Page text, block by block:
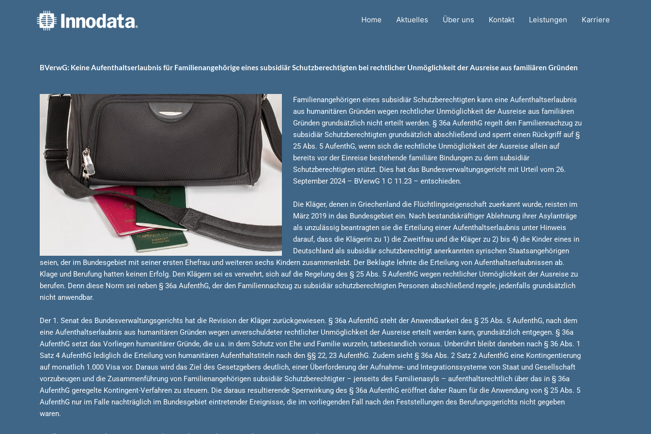
Home Aktuelles Über uns Kontakt Leistungen Karriere
BVerwG: Keine Aufenthaltserlaubnis für Familienangehörige eines subsidiär Schutzberechtigten bei rechtlicher Unmöglichkeit der Ausreise aus familiären Gründen
Familienangehörigen eines subsidiär Schutzberechtigten kann eine Aufenthaltserlaubnis
aus humanitären Gründen wegen rechtlicher Unmöglichkeit der Ausreise aus familiären
Gründen grundsätzlich nicht erteilt werden. § 36a AufenthG regelt den Familiennachzug zu
subsidiär Schutzberechtigten grundsätzlich abschließend und sperrt einen Rückgriff auf §
25 Abs. 5 AufenthG, wenn sich die rechtliche Unmöglichkeit der Ausreise allein auf
bereits vor der Einreise bestehende familiäre Bindungen zu dem subsidiär
Schutzberechtigten stützt. Dies hat das Bundesverwaltungsgericht mit Urteil vom 26.
September 2024 – BVerwG 1 C 11.23 – entschieden.
Die Kläger, denen in Griechenland die Flüchtlingseigenschaft zuerkannt wurde, reisten im
März 2019 in das Bundesgebiet ein. Nach bestandskräftiger Ablehnung ihrer Asylanträge
als unzulässig beantragten sie die Erteilung einer Aufenthaltserlaubnis unter Hinweis
darauf, dass die Klägerin zu 1) die Zweitfrau und die Kläger zu 2) bis 4) die Kinder eines in
Deutschland als subsidiär schutzberechtigt anerkannten syrischen Staatsangehörigen
seien, der im Bundesgebiet mit seiner ersten Ehefrau und weiteren sechs Kindern zusammenlebt. Der Beklagte lehnte die Erteilung von Aufenthaltserlaubnissen ab.
Klage und Berufung hatten keinen Erfolg. Den Klägern sei es verwehrt, sich auf die Regelung des § 25 Abs. 5 AufenthG wegen rechtlicher Unmöglichkeit der Ausreise zu
berufen. Denn diese Norm sei neben § 36a AufenthG, der den Familiennachzug zu subsidiär schutzberechtigten Personen abschließend regele, jedenfalls grundsätzlich
nicht anwendbar.
Der 1. Senat des Bundesverwaltungsgerichts hat die Revision der Kläger zurückgewiesen. § 36a AufenthG steht der Anwendbarkeit des § 25 Abs. 5 AufenthG, nach dem
eine Aufenthaltserlaubnis aus humanitären Gründen wegen unverschuldeter rechtlicher Unmöglichkeit der Ausreise erteilt werden kann, grundsätzlich entgegen. § 36a
AufenthG setzt das Vorliegen humanitärer Gründe, die u.a. in dem Schutz von Ehe und Familie wurzeln, tatbestandlich voraus. Unberührt bleibt daneben nach § 36 Abs. 1
Satz 4 AufenthG lediglich die Erteilung von humanitären Aufenthaltstiteln nach den §§ 22, 23 AufenthG. Zudem sieht § 36a Abs. 2 Satz 2 AufenthG eine Kontingentierung
auf monatlich 1.000 Visa vor. Daraus wird das Ziel des Gesetzgebers deutlich, einer Überforderung der Aufnahme- und Integrationssysteme von Staat und Gesellschaft
vorzubeugen und die Zusammenführung von Familienangehörigen subsidiär Schutzberechtigter – jenseits des Familienasyls – aufenthaltsrechtlich über das in § 36a
AufenthG geregelte Kontingent-Verfahren zu steuern. Die daraus resultierende Sperrwirkung des § 36a AufenthG eröffnet daher Raum für die Anwendung von § 25 Abs. 5
AufenthG nur im Falle nachträglich im Bundesgebiet eintretender Ereignisse, die im vorliegenden Fall nach den Feststellungen des Berufungsgerichts nicht gegeben
waren.